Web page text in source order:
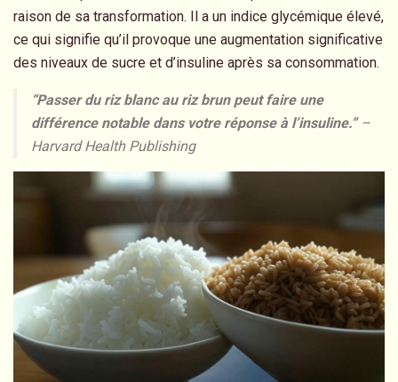
raison de sa transformation. Il a un indice glycémique élevé,
ce qui signifie qu’il provoque une augmentation significative
des niveaux de sucre et d’insuline après sa consommation.
“Passer du riz blanc au riz brun peut faire une
différence notable dans votre réponse à l’insuline.” –
Harvard Health Publishing